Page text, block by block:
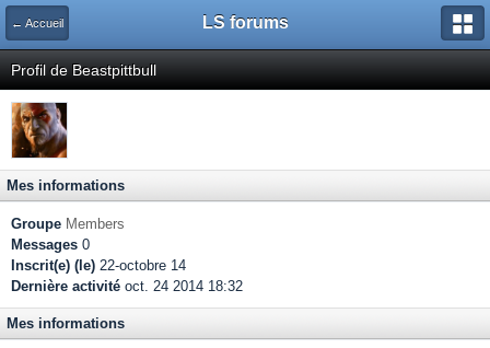
← Accueil LS forums
Profil de Beastpittbull
Mes informations
Groupe Members
Messages 0
Inscrit(e) (le) 22-octobre 14
Dernière activité oct. 24 2014 18:32
Mes informations